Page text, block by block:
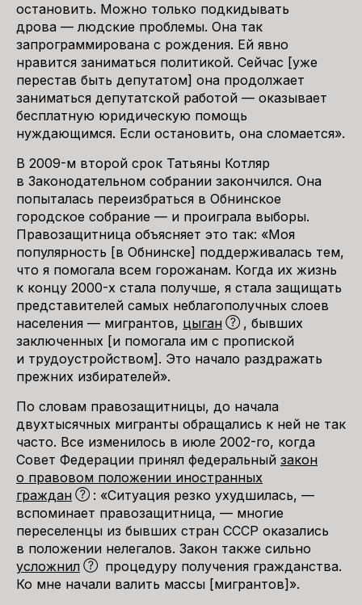
остановить. Можно только подкидывать
дрова — людские проблемы. Она так
запрограммирована с рождения. Ей явно
нравится заниматься политикой. Сейчас [уже
перестав быть депутатом] она продолжает
заниматься депутатской работой — оказывает
бесплатную юридическую помощь
нуждающимся. Если остановить, она сломается».
В 2009-м второй срок Татьяны Котляр
в Законодательном собрании закончился. Она
попыталась переизбраться в Обнинское
городское собрание — и проиграла выборы.
Правозащитница объясняет это так: «Моя
популярность [в Обнинске] поддерживалась тем,
что я помогала всем горожанам. Когда их жизнь
к концу 2000-х стала получше, я стала защищать
представителей самых неблагополучных слоев
населения — мигрантов, цыган
, бывших
заключенных [и помогала им с пропиской
и трудоустройством]. Это начало раздражать
прежних избирателей».
По словам правозащитницы, до начала
двухтысячных мигранты обращались к ней не так
часто. Все изменилось в июле 2002-го, когда
Совет Федерации принял федеральный закон
о правовом положении иностранных
граждан
: «Ситуация резко ухудшилась, —
вспоминает правозащитница, — многие
переселенцы из бывших стран СССР оказались
в положении нелегалов. Закон также сильно
усложнил
процедуру получения гражданства.
Ко мне начали валить массы [мигрантов]».